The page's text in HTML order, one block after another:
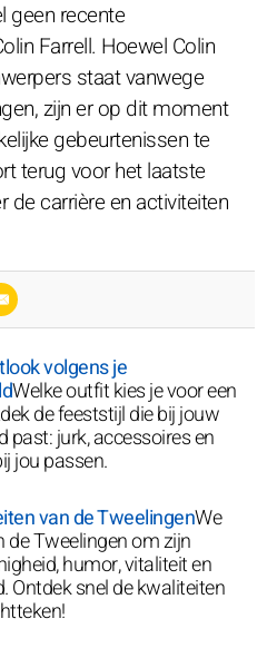
geen recente
Farrell. Hoewel Colin
staat vanwege
zijn er op dit moment
gebeurtenissen te
terug voor het laatste
de carrière en activiteiten
volgens je
Welke outfit kies je voor een
de feeststijl die bij jouw
past: jurk, accessoires en
jou passen.
van de TweelingenWe
de Tweelingen om zijn
humor, vitaliteit en
Ontdek snel de kwaliteiten